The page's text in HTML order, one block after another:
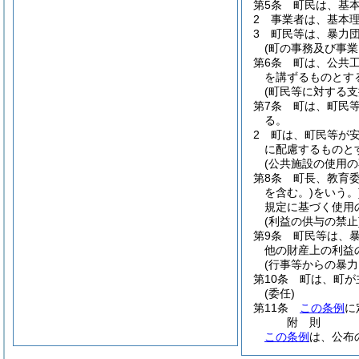
第5条
町民は、基
2
事業者は、基本
3
町民等は、暴力
(町の事務及び事
第6条
町は、公共
を講ずるものとす
(町民等に対する
第7条
町は、町民
る。
2
町は、町民等が
に配慮するものと
(公共施設の使用
第8条
町長、教育
を含む。)をいう
規定に基づく使用
(利益の供与の禁
第9条
町民等は、
他の財産上の利益
(行事等からの暴
第10条
町は、町が
(委任)
第11条
この条例 に
附 則
この条例 は、公布